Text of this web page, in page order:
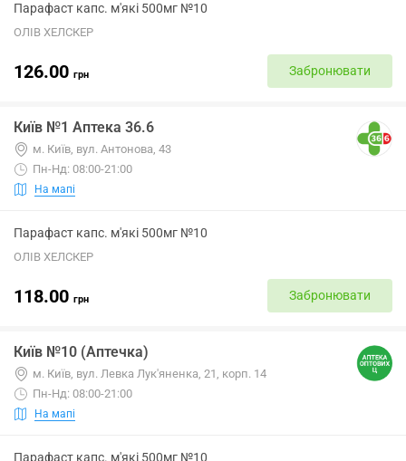
Парафаст капс. м'які 500мг №10
ОЛІВ ХЕЛСКЕР
126.00 грн Забронювати
Київ №1 Аптека 36.6
м. Київ, вул. Антонова, 43
Пн-Нд: 08:00-21:00
На мапі
Парафаст капс. м'які 500мг №10
ОЛІВ ХЕЛСКЕР
118.00 грн Забронювати
Київ №10 (Аптечка)
м. Київ, вул. Левка Лук'яненка, 21, корп. 14
Пн-Нд: 08:00-21:00
На мапі
Парафаст капс. м'які 500мг №10